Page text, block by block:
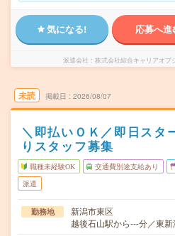
気になる! 応募へ進
派遣会社 株式会社綜合キャリアオプ
未読 掲載日 2026/08/07
＼即払いＯＫ／即日スタ
りスタッフ募集
職種未経験OK 交通費別途支給あり
派遣
勤務地
新潟市東区
越後石山駅から---分／東